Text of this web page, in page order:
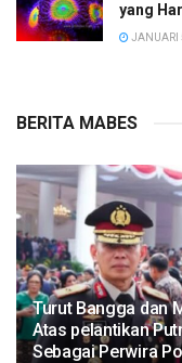
yang
JANUARI
BERITA MABES
Turut Bangga dan
Atas pelantikan
Sebagai Perwira